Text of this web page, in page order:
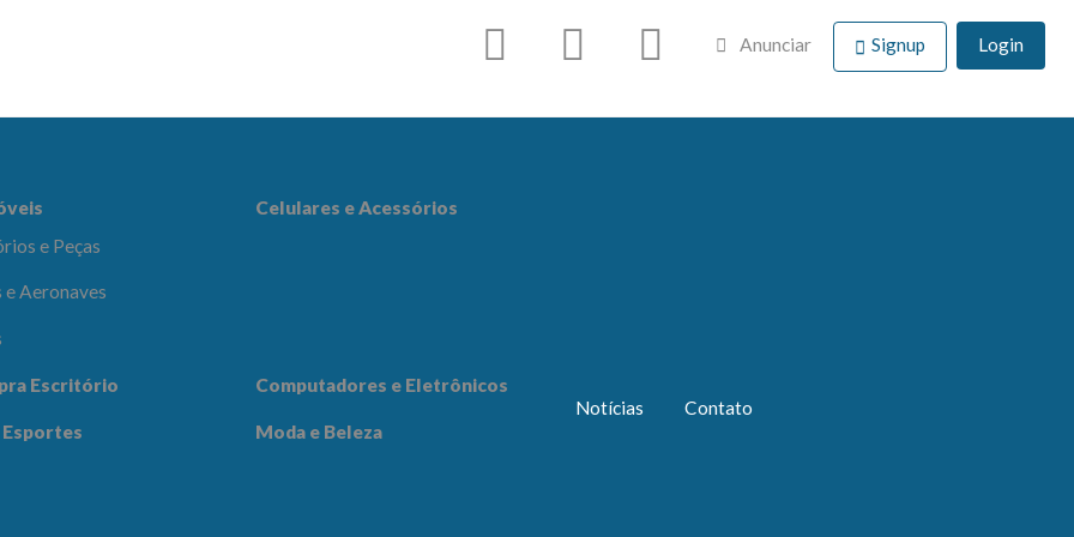
e
Beleza
Anunciar Signup Login
e Peças
e Aeronaves
Celulares e Acessórios
Escritório Computadores e Eletrônicos
Esportes Moda e Beleza
Notícias Contato